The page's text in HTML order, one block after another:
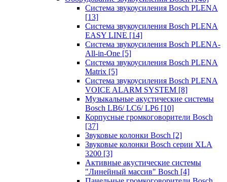
Система звукоусиления Bosch PLENA
[13]
Система звукоусиления Bosch PLENA
EASY LINE [14]
Система звукоусиления Bosch PLENA-
All-in-One [5]
Система звукоусиления Bosch PLENA
Matrix [5]
Система звукоусиления Bosch PLENA
VOICE ALARM SYSTEM [8]
Музыкальные акустические системы
Bosch LB6/ LC6/ LP6 [10]
Корпусные громкоговорители Bosch
[37]
Звуковые колонки Bosch [2]
Звуковые колонки Bosch серии XLA
3200 [3]
Активные акустические системы
"Линейный массив" Bosch [4]